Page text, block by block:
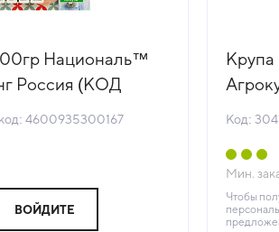
Националь™
Россия (КОД
4600935300167
ВОЙДИТЕ
Крупа
Код:
Мин.
Чтобы